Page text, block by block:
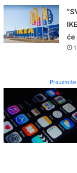
će